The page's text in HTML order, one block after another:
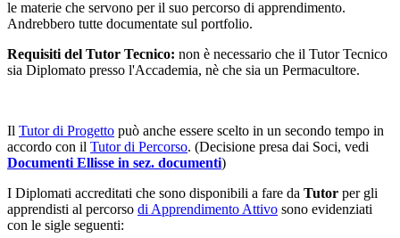
le materie che servono per il suo percorso di apprendimento.
Andrebbero tutte documentate sul portfolio.
Requisiti del Tutor Tecnico: non è necessario che il Tutor Tecnico
sia Diplomato presso l'Accademia, nè che sia un Permacultore.
Il Tutor di Progetto può anche essere scelto in un secondo tempo in
accordo con il Tutor di Percorso. (Decisione presa dai Soci, vedi
Documenti Ellisse in sez. documenti)
I Diplomati accreditati che sono disponibili a fare da Tutor per gli
apprendisti al percorso di Apprendimento Attivo sono evidenziati
con le sigle seguenti: